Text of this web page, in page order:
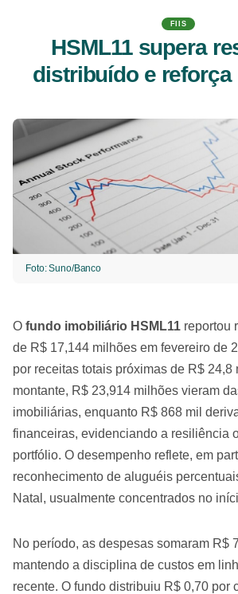
FIIS
HSML11 supera
distribuído e reforça
Foto: Suno/Banco
O fundo imobiliário HSML11 reportou
de R$ 17,144 milhões em fevereiro de
por receitas totais próximas de R$ 24,8
montante, R$ 23,914 milhões vieram
imobiliárias, enquanto R$ 868 mil
financeiras, evidenciando a resiliência
portfólio. O desempenho reflete, em
reconhecimento de aluguéis
Natal, usualmente concentrados no
No período, as despesas somaram R$
mantendo a disciplina de custos em
recente. O fundo distribuiu R$ 0,70 por